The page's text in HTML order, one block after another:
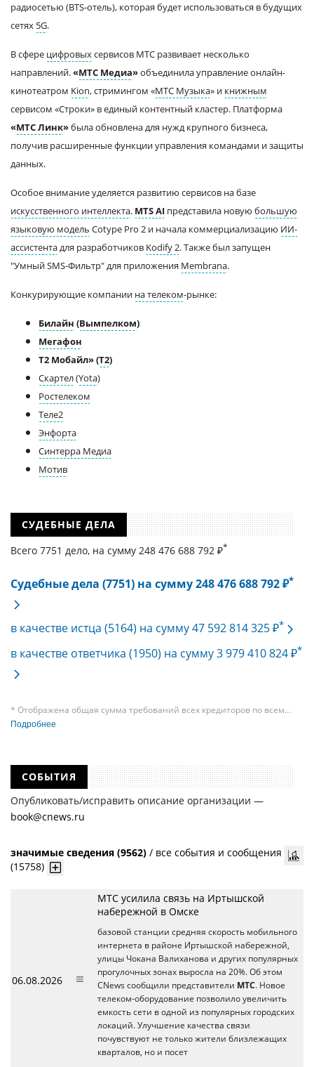
радиосетью (BTS-отель), которая будет использоваться в будущих
сетях 5G.
В сфере цифровыхсервисов МТС развивает несколько
направлений.«МТС Медиа»объединила управление онлайн-
кинотеатром Kion, стримингом «МТС Музыка» и книжным
сервисом «Строки» в единый контентный кластер. Платформа
«МТС Линк»была обновлена для нужд крупного бизнеса,
получив расширенные функции управления командами и защиты
данных.
Особое внимание уделяется развитию сервисов на базе
искусственного интеллекта. MTS AI представила новую большую
языковую модель Cotype Pro 2 и начала коммерциализацию ИИ-
ассистентадля разработчиков Kodify 2. Также был запущен
"Умный SMS-Фильтр" для приложения Membrana.
Конкурирующие компании на телеком-рынке:
Билайн (Вымпелком)
Мегафон
Т2 Мобайл» (Т2)
Скартел(Yota)
Ростелеком
Теле2
Энфорта
Синтерра Медиа
Мотив
СУДЕБНЫЕ ДЕЛА
Всего 7751 дело, на cумму 248 476 688 792 ₽*
Судебные дела (7751) на сумму 248 476 688 792 ₽*
в качестве истца (5164) на сумму 47 592 814 325 ₽*
в качестве ответчика (1950) на сумму 3 979 410 824 ₽*
* Отображена общая сумма требований всех кредиторов по всем
судебным делам, в рамках которых компания подавала требования
в одном таком деле может быть несколько десятков, а размеры сумм
требований одних могут быть больше или меньше размеров
Подробнее
СОБЫТИЯ
Опубликовать/исправить описание организации —
book@cnews.ru
значимые сведения (9562) / все события и сообщения
(15758)
06.08.2026
МТС усилила связь на Иртышской
набережной в Омске
базовой станции средняя скорость мобильного
интернета в районе Иртышской набережной,
улицы Чокана Валиханова и других популярных
прогулочных зонах выросла на 20%. Об этом
CNews сообщили представители МТС. Новое
телеком-оборудование позволило увеличить
емкость сети в одной из популярных городских
локаций. Улучшение качества связи
почувствуют не только жители близлежащих
кварталов, но и посет